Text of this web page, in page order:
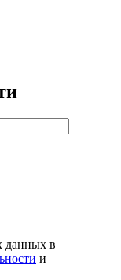
данных в
и